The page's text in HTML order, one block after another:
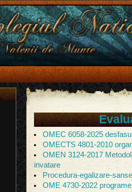
OMEC 6058-2025
OMECTS 4801-2010
OMEN 3124-2017
invatare
Procedura-egalizare-
OME 4730-2022